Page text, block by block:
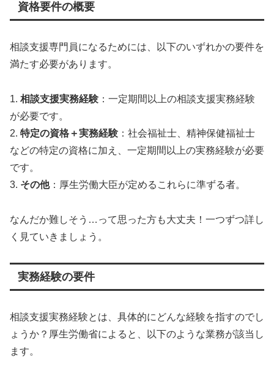
資格要件の概要
相談支援専門員になるためには、以下のいずれかの要件を
満たす必要があります。
1. 相談支援実務経験 ：一定期間以上の相談支援実務経験
が必要です。
2. 特定の資格＋実務経験 ：社会福祉士、精神保健福祉士
などの特定の資格に加え、一定期間以上の実務経験が必要
です。
3. その他：厚生労働大臣が定めるこれらに準ずる者。
なんだか難しそう…って思った方も大丈夫！一つずつ詳し
く見ていきましょう。
実務経験の要件
相談支援実務経験とは、具体的にどんな経験を指すのでし
ょうか？厚生労働省によると、以下のような業務が該当し
ます。